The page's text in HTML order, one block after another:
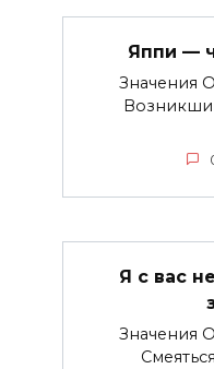
Яппи —
Значения
Я с вас
Значения